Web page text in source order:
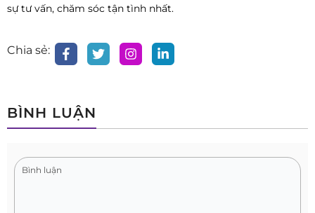
sự tư vấn, chăm sóc tận tình nhất.
Chia sẻ:
BÌNH LUẬN